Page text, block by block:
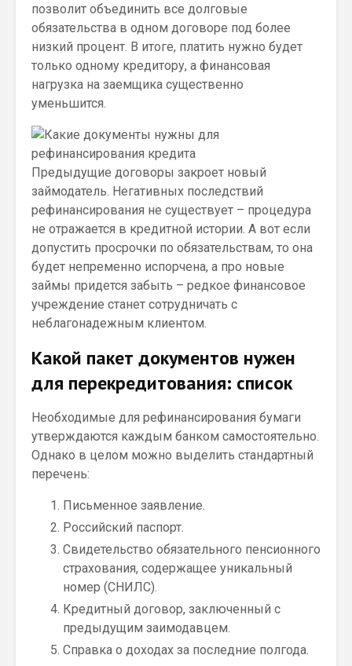
позволит объединить все долговые
обязательства в одном договоре под более
низкий процент. В итоге, платить нужно будет
только одному кредитору, а финансовая
нагрузка на заемщика существенно
уменьшится.
Предыдущие договоры закроет новый
займодатель. Негативных последствий
рефинансирования не существует – процедура
не отражается в кредитной истории. А вот если
допустить просрочки по обязательствам, то она
будет непременно испорчена, а про новые
займы придется забыть – редкое финансовое
учреждение станет сотрудничать с
неблагонадежным клиентом.
Какой пакет документов нужен
для перекредитования: список
Необходимые для рефинансирования бумаги
утверждаются каждым банком самостоятельно.
Однако в целом можно выделить стандартный
перечень:
Письменное заявление.
Российский паспорт.
Свидетельство обязательного пенсионного
страхования, содержащее уникальный
номер (СНИЛС).
Кредитный договор, заключенный с
предыдущим заимодавцем.
Справка о доходах за последние полгода.